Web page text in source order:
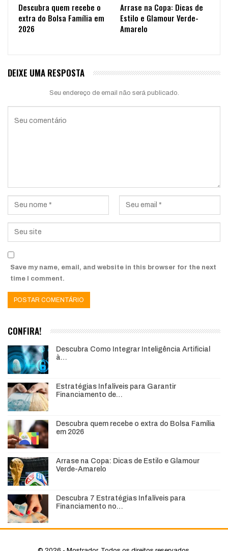
Descubra quem recebe o
extra do Bolsa Família em
2026
Arrase na Copa: Dicas de
Estilo e Glamour Verde-
Amarelo
DEIXE UMA RESPOSTA
Seu endereço de email não será publicado.
Save my name, email, and website in this browser for the next
time I comment.
CONFIRA!
Descubra Como Integrar Inteligência Artificial
à…
Estratégias Infalíveis para Garantir
Financiamento de…
Descubra quem recebe o extra do Bolsa Família
em 2026
Arrase na Copa: Dicas de Estilo e Glamour
Verde-Amarelo
Descubra 7 Estratégias Infalíveis para
Financiamento no…